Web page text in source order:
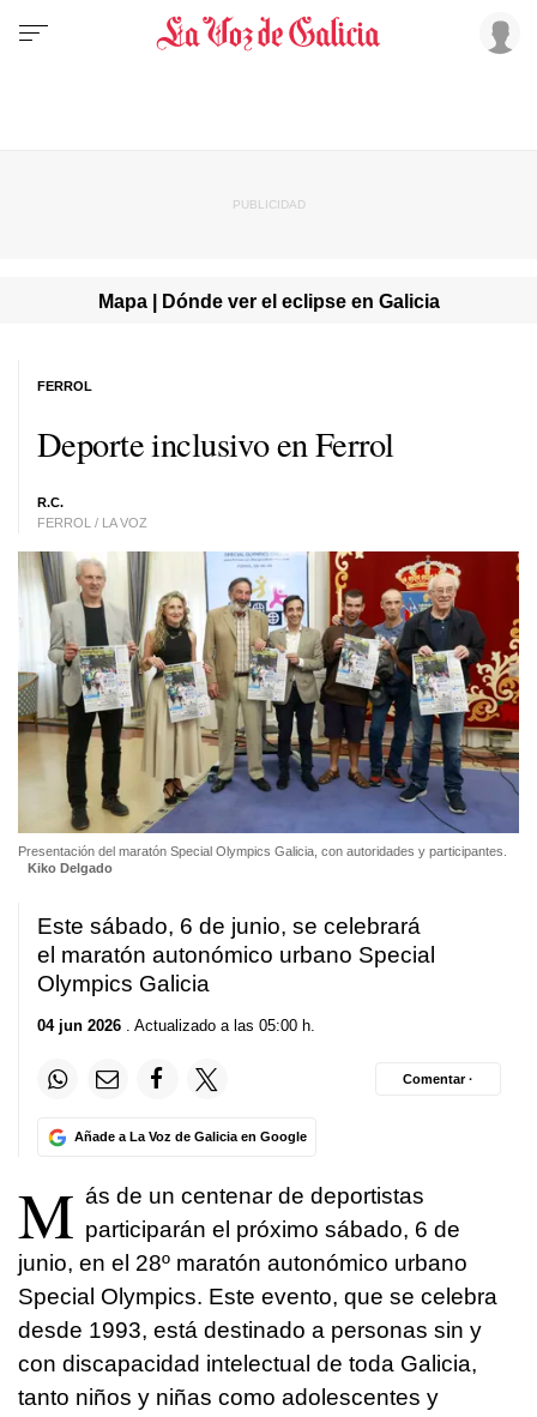
Mapa | Dónde ver el eclipse en Galicia
Deporte inclusivo en Ferrol
R.C.
FERROL / LA VOZ
FERROL
Presentación del maratón Special Olympics Galicia, con autoridades y participantes.
Kiko Delgado
Este sábado, 6 de junio, se celebrará
el maratón autonómico urbano Special
Olympics Galicia
04 jun 2026 . Actualizado a las 05:00 h.
Añade a La Voz de Galicia en Google
Comentar ·
M ás de un centenar de deportistas
participarán el próximo sábado, 6 de
junio, en el 28º maratón autonómico urbano
Special Olympics. Este evento, que se celebra
desde 1993, está destinado a personas sin y
con discapacidad intelectual de toda Galicia,
tanto niños y niñas como adolescentes y